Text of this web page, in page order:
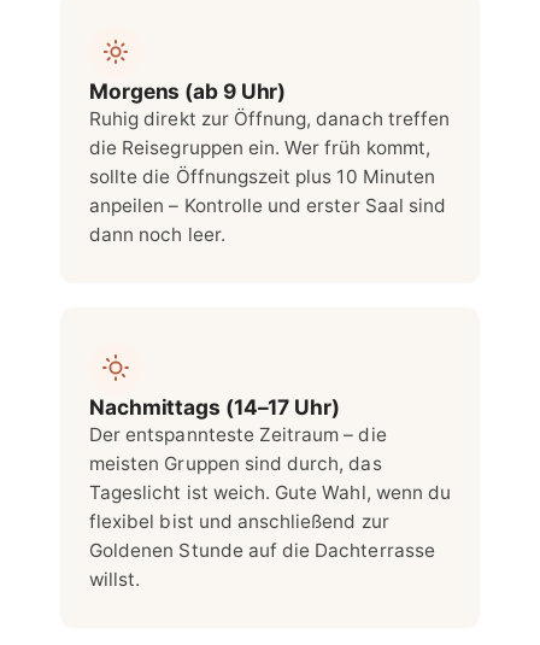
Morgens (ab 9 Uhr)
Ruhig direkt zur Öffnung, danach treffen
die Reisegruppen ein. Wer früh kommt,
sollte die Öffnungszeit plus 10 Minuten
anpeilen – Kontrolle und erster Saal sind
dann noch leer.
Nachmittags (14–17 Uhr)
Der entspannteste Zeitraum – die
meisten Gruppen sind durch, das
Tageslicht ist weich. Gute Wahl, wenn du
flexibel bist und anschließend zur
Goldenen Stunde auf die Dachterrasse
willst.